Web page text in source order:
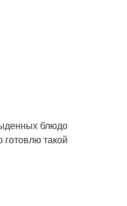
блюдо
такой